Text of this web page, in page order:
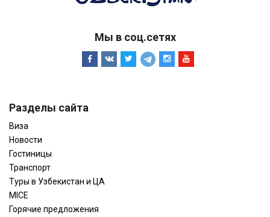
Мы в соц.сетях
Разделы сайта
Виза
Новости
Гостиницы
Транспорт
Туры в Узбекистан и ЦА
MICE
Горячие предложения